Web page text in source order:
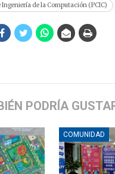
de la Computación (PCIC)
PODRÍA
COMUNIDAD